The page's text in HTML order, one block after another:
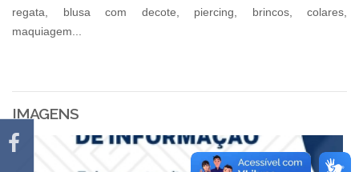
regata, blusa com decote, piercing, brincos, colares,
maquiagem...
IMAGENS